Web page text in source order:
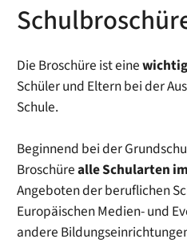
Die Broschüre ist eine
Schüler und Eltern bei der
Schule.
Beginnend bei der
Broschürealle Schularten
Angeboten der beruflichen
Europäischen Medien- und
andere